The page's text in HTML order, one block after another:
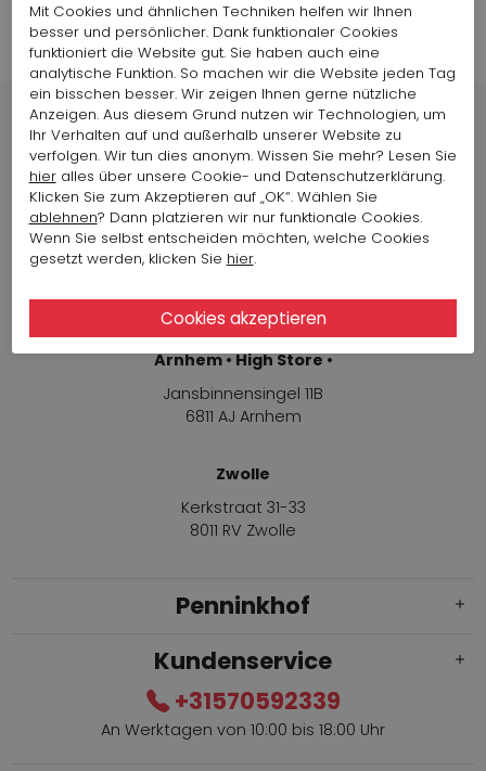
Modehäuser
Arnhem
6811 AJ Arnhem
Arnhem • High Store •
Jansbinnensingel 11B
6811 AJ Arnhem
Zwolle
Kerkstraat 31-33
8011 RV Zwolle
Penninkhof
Kundenservice
+31570592339
An Werktagen von 10:00 bis 18:00 Uhr
Mit Cookies und ähnlichen Techniken helfen wir Ihnen
besser und persönlicher. Dank funktionaler Cookies
funktioniert die Website gut. Sie haben auch eine
analytische Funktion. So machen wir die Website jeden Tag
ein bisschen besser. Wir zeigen Ihnen gerne nützliche
Anzeigen. Aus diesem Grund nutzen wir Technologien, um
Ihr Verhalten auf und außerhalb unserer Website zu
verfolgen. Wir tun dies anonym. Wissen Sie mehr? Lesen Sie
hieralles über unsere Cookie- und Datenschutzerklärung.
Klicken Sie zum Akzeptieren auf „OK“. Wählen Sie
ablehnen? Dann platzieren wir nur funktionale Cookies.
Wenn Sie selbst entscheiden möchten, welche Cookies
gesetzt werden, klicken Sie hier.